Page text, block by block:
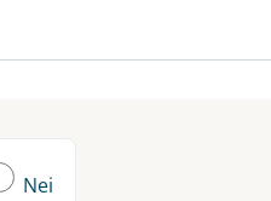
Nei